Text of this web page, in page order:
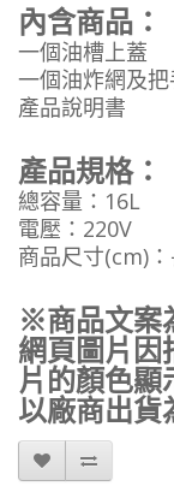
內含商品：
一個油槽上蓋
一個油炸網及
產品說明書
產品規格：
總容量：16L
電壓：220V
商品尺寸(cm)
※商品文案
網頁圖片因
片的顏色顯
以廠商出貨